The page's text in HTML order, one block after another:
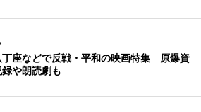
丁座などで反戦・平和の映画特集 原爆資
や朗読劇も